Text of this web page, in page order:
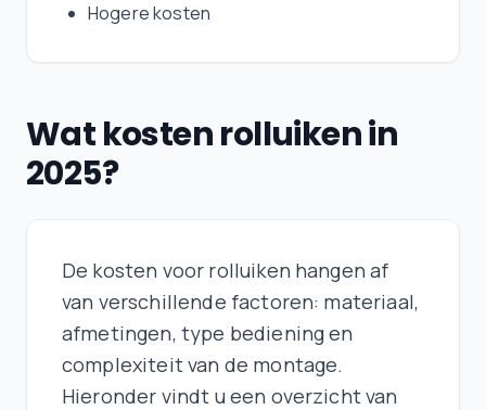
Hogere kosten
Wat kosten rolluiken in
2025?
De kosten voor rolluiken hangen af
van verschillende factoren: materiaal,
afmetingen, type bediening en
complexiteit van de montage.
Hieronder vindt u een overzicht van